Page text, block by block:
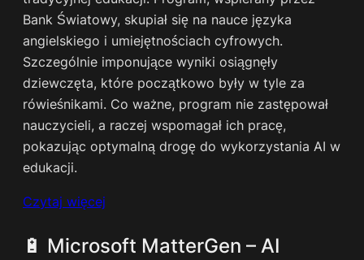
Bank Światowy, skupiał się na nauce języka
angielskiego i umiejętnościach cyfrowych.
Szczególnie imponujące wyniki osiągnęły
dziewczęta, które początkowo były w tyle za
rówieśnikami. Co ważne, program nie zastępował
nauczycieli, a raczej wspomagał ich pracę,
pokazując optymalną drogę do wykorzystania AI w
edukacji.
Czytaj więcej
🔋 Microsoft MatterGen – AI